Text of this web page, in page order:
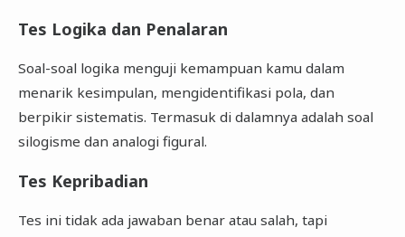
Tes Logika dan Penalaran
Soal-soal logika menguji kemampuan kamu dalam
menarik kesimpulan, mengidentifikasi pola, dan
berpikir sistematis. Termasuk di dalamnya adalah soal
silogisme dan analogi figural.
Tes Kepribadian
Tes ini tidak ada jawaban benar atau salah, tapi